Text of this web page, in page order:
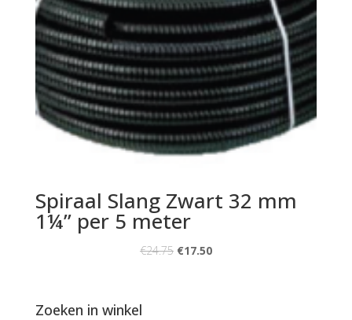
Spiraal Slang Zwart 32 mm
1¼” per 5 meter
€24.75 €17.50
Zoeken in winkel